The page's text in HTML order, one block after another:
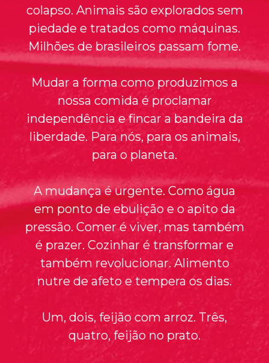
colapso. Animais são explorados sem
piedade e tratados como máquinas.
Milhões de brasileiros passam fome.
Mudar a forma como produzimos a
nossa comida é proclamar
independência e fincar a bandeira da
liberdade. Para nós, para os animais,
para o planeta.
A mudança é urgente. Como água
em ponto de ebulição e o apito da
pressão. Comer é viver, mas também
é prazer. Cozinhar é transformar e
também revolucionar. Alimento
nutre de afeto e tempera os dias.
Um, dois, feijão com arroz. Três,
quatro, feijão no prato.